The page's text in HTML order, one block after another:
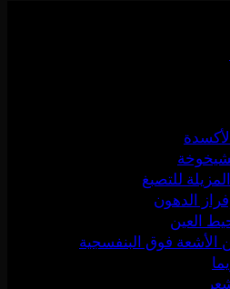
للتصبغ
الدهون
العين
الأشعة فوق البنفسجية